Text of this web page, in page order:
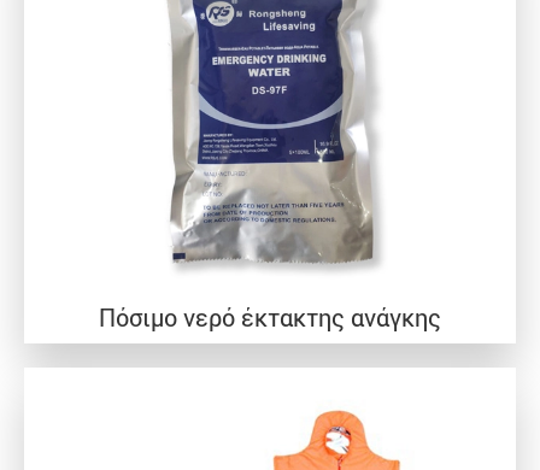
Πόσιμο νερό έκτακτης ανάγκης